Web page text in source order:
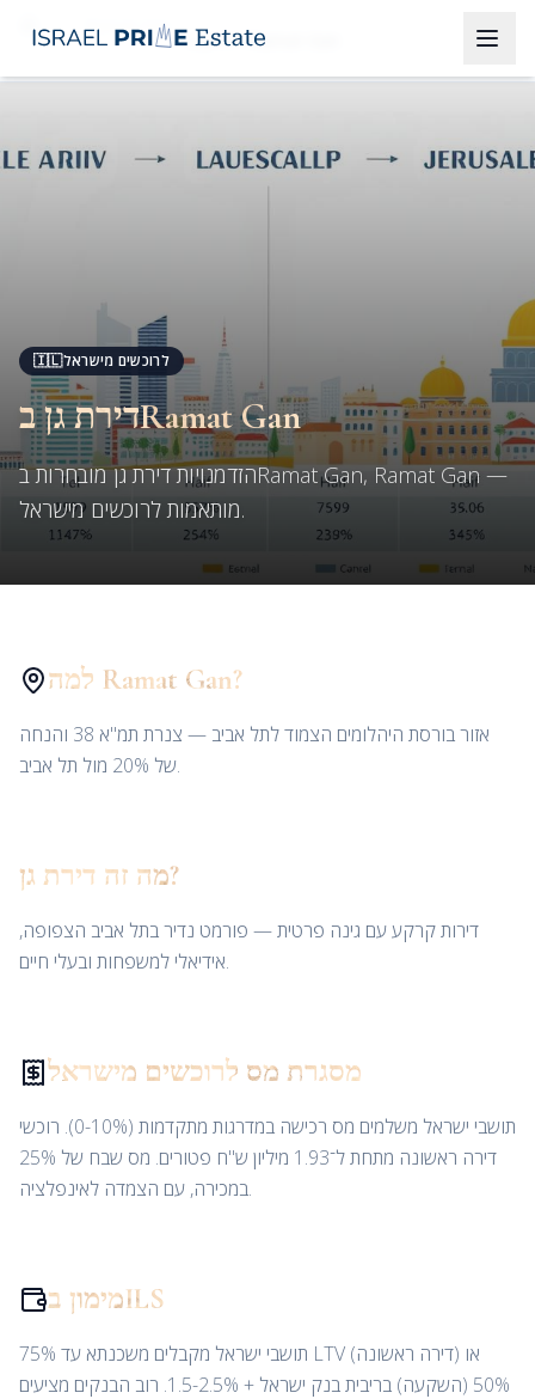
Ramat Gan
דירת גן בRamat Gan
🇮🇱לרוכשים מישראל
דירת גן בRamat Gan
הזדמנויות דירת גן מובחרות בRamat Gan, Ramat Gan —
מותאמות לרוכשים מישראל.
למה Ramat Gan?
אזור בורסת היהלומים הצמוד לתל אביב — צנרת תמ"א 38 והנחה
של 20% מול תל אביב.
מה זה דירת גן?
דירות קרקע עם גינה פרטית — פורמט נדיר בתל אביב הצפופה,
אידיאלי למשפחות ובעלי חיים.
מסגרת מס לרוכשים מישראל
תושבי ישראל משלמים מס רכישה במדרגות מתקדמות (0-10%). רוכשי
דירה ראשונה מתחת ל־1.93 מיליון ש"ח פטורים. מס שבח של 25%
במכירה, עם הצמדה לאינפלציה.
מימון בILS
תושבי ישראל מקבלים משכנתא עד 75% LTV (דירה ראשונה) או
50% (השקעה) בריבית בנק ישראל + 1.5-2.5%. רוב הבנקים מציעים